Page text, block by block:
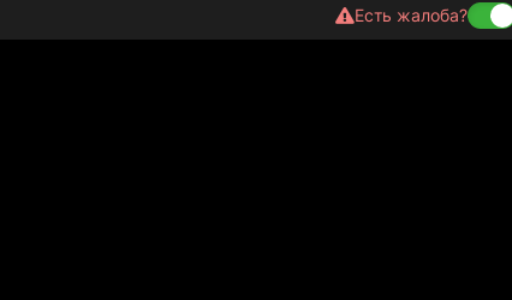
Есть жалоба?